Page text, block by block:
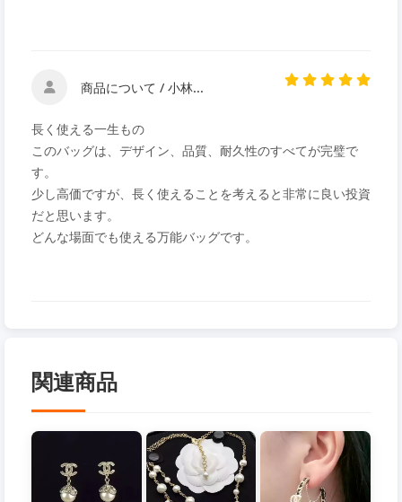
商品について / 小林...
長く使える一生もの
このバッグは、デザイン、品質、耐久性のすべてが完璧で
す。
少し高価ですが、長く使えることを考えると非常に良い投資
だと思います。
どんな場面でも使える万能バッグです。
関連商品